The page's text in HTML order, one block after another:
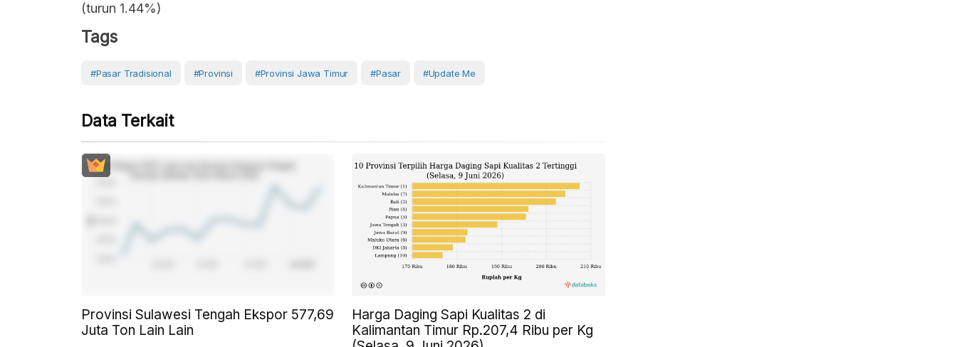
(turun 1.44%)
Tags
#Pasar Tradisional #Provinsi #provinsi Jawa Timur #Pasar #Update Me
Data Terkait
Provinsi Sulawesi Tengah Ekspor 577,69
Juta Ton Lain Lain
Harga Daging Sapi Kualitas 2 di
Kalimantan Timur Rp.207,4 Ribu per Kg